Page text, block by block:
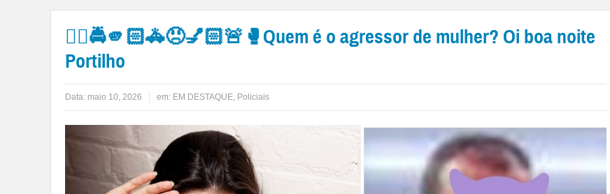
👉🏻🚔🫵🏻🚓😠💅🏻🚨🥊Quem é o agressor de mulher? Oi boa noite
Portilho
Data: maio 10, 2026 em: EM DESTAQUE, Policiais